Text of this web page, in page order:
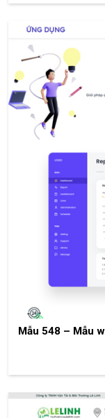
Mẫu 548 – Mẫu